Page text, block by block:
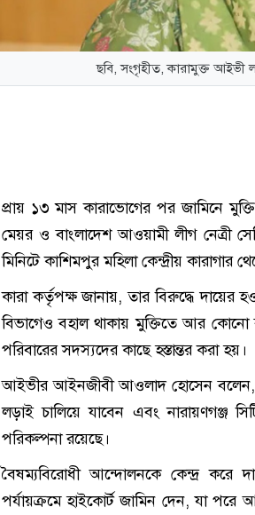
ছবি, সংগৃহীত, কারামুক্ত আইভী
প্রায় ১৩ মাস কারাভোগের পর জামিনে
মেয়র ওবাংলাদেশ আওয়ামী লীগনেত্রী
মিনিটেকাশিমপুর মহিলা কেন্দ্রীয় কারাগার
কারা কর্তৃপক্ষ জানায়, তার বিরুদ্ধে দায়ের
বিভাগেও বহাল থাকায় মুক্তিতে আর কোনো
পরিবারের সদস্যদের কাছে হস্তান্তর করা হয়।
আইভীর আইনজীবীআওলাদ হোসেনবলেন,
লড়াই চালিয়ে যাবেন এবং নারায়ণগঞ্জ
পরিকল্পনা রয়েছে।
বৈষম্যবিরোধী আন্দোলনকে কেন্দ্র করে
পর্যায়ক্রমে হাইকোর্ট জামিন দেন, যা